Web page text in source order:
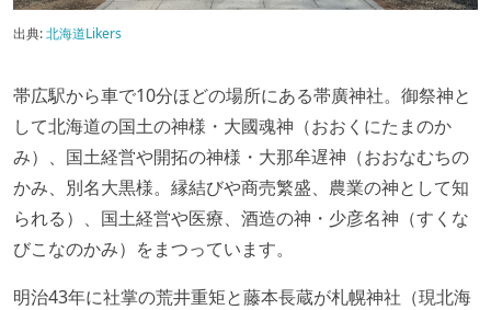
出典:北海道Likers
帯広駅から車で10分ほどの場所にある帯廣神社。御祭神と
して北海道の国土の神様・大國魂神（おおくにたまのか
み）、国土経営や開拓の神様・大那牟遅神（おおなむちの
かみ、別名大黒様。縁結びや商売繁盛、農業の神として知
られる）、国土経営や医療、酒造の神・少彦名神（すくな
びこなのかみ）をまつっています。
明治43年に社掌の荒井重矩と藤本長蔵が札幌神社（現北海